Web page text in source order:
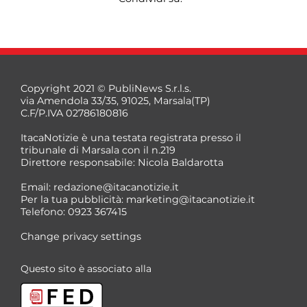
Copyright 2021 © PubliNews S.r.l.s.
via Amendola 33/35, 91025, Marsala(TP)
C.F/P.IVA 02786180816
ItacaNotizie è una testata registrata presso il
tribunale di Marsala con il n.219
Direttore responsabile: Nicola Baldarotta
Email: redazione@itacanotizie.it
Per la tua pubblicità: marketing@itacanotizie.it
Telefono: 0923 367415
Change privacy settings
Questo sito è associato alla